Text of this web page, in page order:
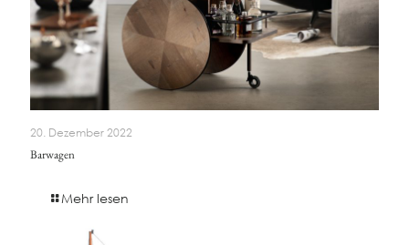
20. Dezember 2022
Barwagen
Mehr lesen